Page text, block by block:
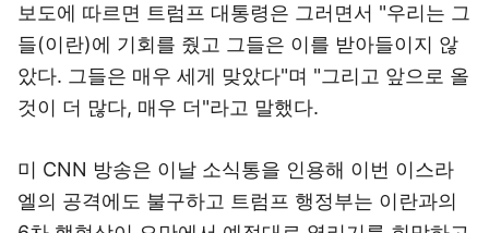
보도에 따르면 트럼프 대통령은 그러면서 "우리는 그
들(이란)에 기회를 줬고 그들은 이를 받아들이지 않
았다. 그들은 매우 세게 맞았다"며 "그리고 앞으로 올
것이 더 많다, 매우 더"라고 말했다.
미 CNN 방송은 이날 소식통을 인용해 이번 이스라
엘의 공격에도 불구하고 트럼프 행정부는 이란과의